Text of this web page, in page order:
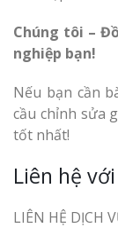
Chúng tôi –
nghiệp bạn!
Nếu bạn cần
cầu chỉnh sửa
tốt nhất!
Liên hệ
LIÊN HỆ DỊCH